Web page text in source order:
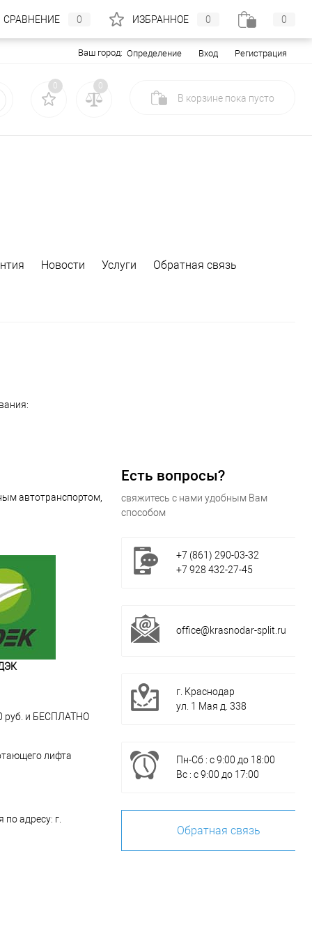
Ваш город: Определение Вход Регистрация
0 0
В корзине пока пусто
Новости Услуги Обратная связь
автотранспортом,
руб. и БЕСПЛАТНО
лифта
адресу: г.
Есть вопросы?
свяжитесь с нами удобным Вам
способом
+7 (861) 290-03-32
+7 928 432-27-45
office@krasnodar-split.ru
г. Краснодар
ул. 1 Мая д. 338
Пн-Сб : с 9:00 до 18:00
Вс : с 9:00 до 17:00
Обратная связь
СРАВНЕНИЕ 0 ИЗБРАННОЕ 0 0